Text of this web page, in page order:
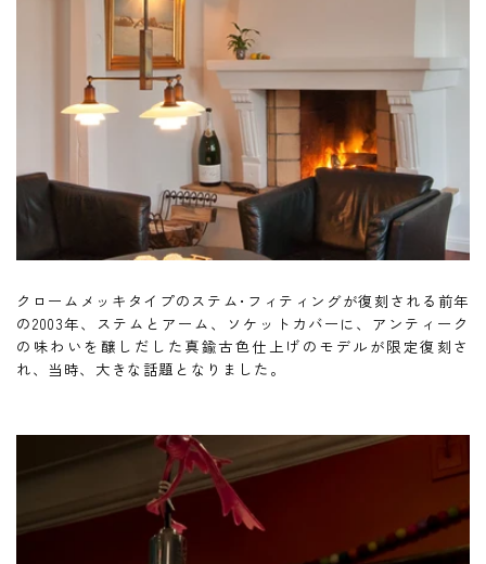
クロームメッキタイプのステム･フィティングが復刻される前年
の2003年、ステムとアーム、ソケットカバーに、アンティーク
の味わいを醸しだした真鍮古色仕上げのモデルが限定復刻さ
れ、当時、大きな話題となりました。